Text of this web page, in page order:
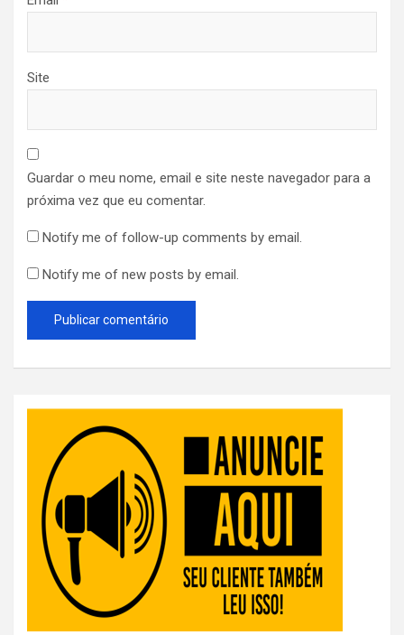
Site
Guardar o meu nome, email e site neste navegador para a
próxima vez que eu comentar.
Notify me of follow-up comments by email.
Notify me of new posts by email.